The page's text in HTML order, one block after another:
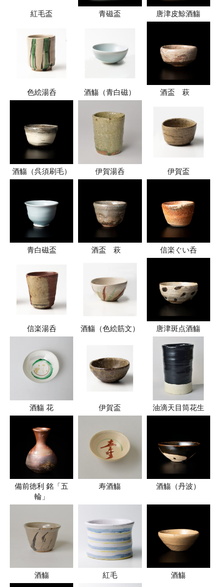
紅毛盃 青磁盃 唐津皮鯨酒觴
色絵湯呑 酒觴（青白磁） 酒盃 萩
酒觴（呉須刷毛） 伊賀湯呑 伊賀盃
青白磁盃 酒盃 萩 信楽ぐい呑
信楽湯呑 酒觴（色絵筋文） 唐津斑点酒觴
酒觴 花 伊賀盃 油滴天目筒花生
備前徳利 銘「五
輪」
寿酒觴 酒觴（丹波）
酒觴 紅毛 酒觴